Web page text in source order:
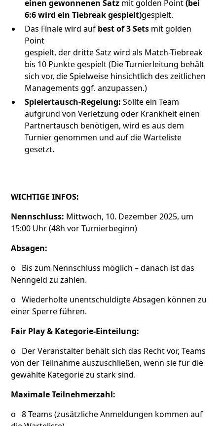
einen gewonnenen Satz mit golden Point(bei
6:6 wird ein Tiebreak gespielt)gespielt.
Das Finale wird auf best of 3 Sets mit golden
Point
gespielt, der dritte Satz wird als Match-Tiebreak
bis 10 Punkte gespielt (Die Turnierleitung behält
sich vor, die Spielweise hinsichtlich des zeitlichen
Managements ggf. anzupassen.)
Spielertausch-Regelung: Sollte ein Team
aufgrund von Verletzung oder Krankheit einen
Partnertausch benötigen, wird es aus dem
Turnier genommen und auf die Warteliste
gesetzt.
WICHTIGE INFOS:
Nennschluss: Mittwoch, 10. Dezember 2025, um
15:00 Uhr (48h vor Turnierbeginn)
Absagen:
o Bis zum Nennschluss möglich – danach ist das
Nenngeld zu zahlen.
o Wiederholte unentschuldigte Absagen können zu
einer Sperre führen.
Fair Play & Kategorie-Einteilung:
o Der Veranstalter behält sich das Recht vor, Teams
von der Teilnahme auszuschließen, wenn sie für die
gewählte Kategorie zu stark sind.
Maximale Teilnehmerzahl:
o 8 Teams (zusätzliche Anmeldungen kommen auf